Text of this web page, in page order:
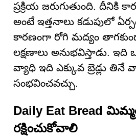
ప్రక్రియ జరుగుతుంది. దీనికి
అంటే ఇత్తనాలు కడుపులో
కారణంగా రోగి మద్యం
లక్షణాలు అనుభవిస్తాడు.
వ్యాధి ఇది ఎక్కువ బ్రెడ్లు తినే
సంభవించవచ్చు.
Daily Eat Bread
రక్షించుకోవాలి